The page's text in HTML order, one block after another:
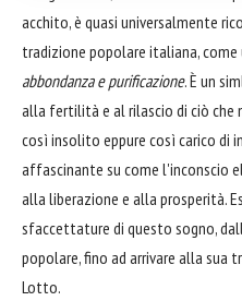
acchito, è quasi universalmente
tradizione popolare italiana, come
abbondanza e purificazione. È un
alla fertilità e al rilascio di ciò che
così insolito eppure così carico di
affascinante su come l'inconscio
alla liberazione e alla prosperità.
sfaccettature di questo sogno,
popolare, fino ad arrivare alla sua
Lotto.